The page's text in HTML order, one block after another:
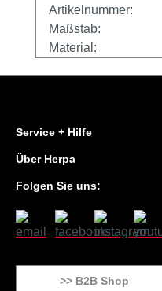
Artikelnummer:
Maßstab:
Material:
Service + Hilfe
Über Herpa
Folgen Sie uns:
>> B2B Shop